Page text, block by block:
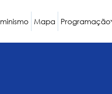
Mapa Programação